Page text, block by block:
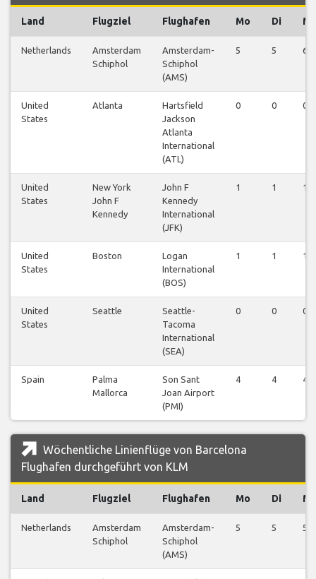
Land Flugziel Flughafen Mo Di Mi
Netherlands
Amsterdam
Schiphol
Amsterdam-
Schiphol
(AMS)
5 5 6
United
States
Atlanta
Hartsfield
Jackson
Atlanta
International
(ATL)
0 0 0
United
States
New York
John F
Kennedy
John F
Kennedy
International
(JFK)
1 1 1
United
States
Boston
Logan
International
(BOS)
1 1 1
United
States
Seattle
Seattle-
Tacoma
International
(SEA)
0 0 0
Spain
Palma
Mallorca
Son Sant
Joan Airport
(PMI)
4 4 4
Wöchentliche Linienflüge von Barcelona
Flughafen durchgeführt von KLM
Land Flugziel Flughafen Mo Di Mi
Netherlands
Amsterdam
Schiphol
Amsterdam-
Schiphol
(AMS)
5 5 5